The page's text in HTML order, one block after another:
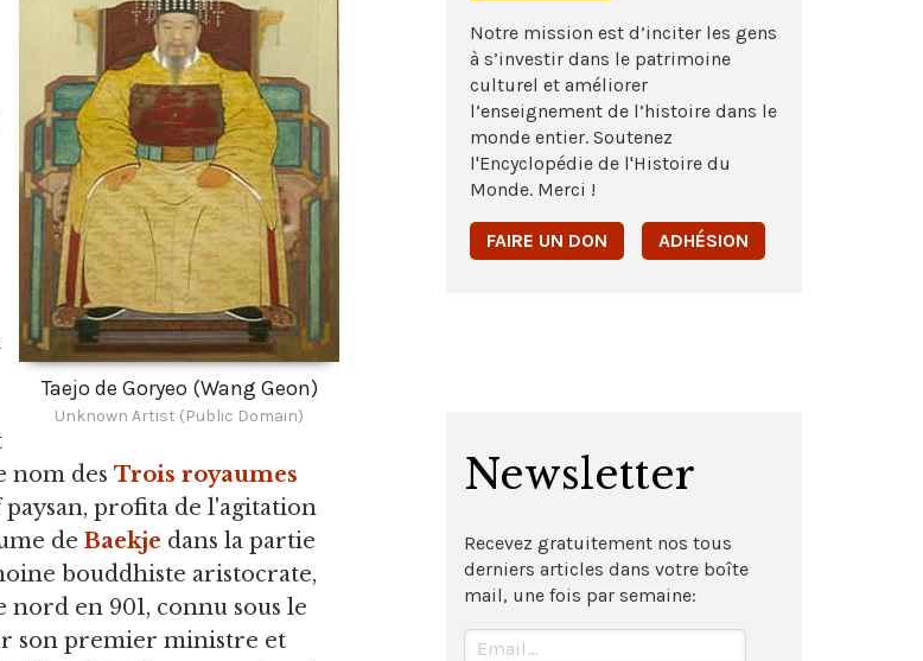
Taejo de Goryeo (Wang Geon)
Unknown Artist (Public Domain)
nom des Trois royaumes
paysan, profita de l'agitation
de Baekje dans la partie
bouddhiste aristocrate,
nord en 901, connu sous le
son premier ministre et
Notre mission est d’inciter les gens
à s’investir dans le patrimoine
culturel et améliorer
l’enseignement de l’histoire dans le
monde entier. Soutenez
l'Encyclopédie de l'Histoire du
Monde. Merci !
FAIRE UN DON ADHÉSION
Newsletter
Recevez gratuitement nos tous
derniers articles dans votre boîte
mail, une fois par semaine: